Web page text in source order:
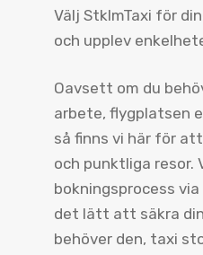
Välj StklmTaxi för
och upplev
Oavsett om du
arbete, flygplatsen
så finns vi här för
och punktliga resor.
bokningsprocess
det lätt att säkra
behöver den, taxi